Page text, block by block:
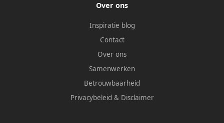
Over ons
Inspiratie blog
Contact
Over ons
Samenwerken
Betrouwbaarheid
Privacybeleid & Disclaimer